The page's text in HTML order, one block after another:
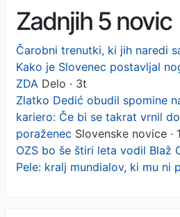
Zadnjih 5 novic
Čarobni trenutki, ki jih naredi
Kako je Slovenec postavljal
ZDA Delo · 3t
Zlatko Dedić obudil spomine
kariero: Če bi se takrat vrnil
poraženec Slovenske novice ·
OZS bo še štiri leta vodil Blaž
Pele: kralj mundialov, ki mu ni